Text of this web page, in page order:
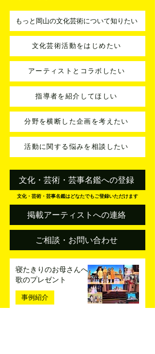
文化・芸術・芸事名鑑への登録
掲載アーティストへの連絡
ご相談・お問い合わせ
文化・芸術・芸事名鑑はどなたでもご登録いただけます
アーティストとコラボしたい
もっと岡山の文化芸術について知りたい
文化芸術活動をはじめたい
分野を横断した企画を考えたい
活動に関する悩みを相談したい
指導者を紹介してほしい
寝たきりのお母さんへ
歌のプレゼント
事例紹介